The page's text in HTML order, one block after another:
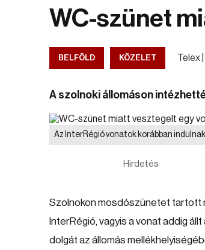
WC-szünet
BELFÖLD KÖZÉLET Telex |
A szolnoki állomáson
Az InterRégió vonatok korábban
Hirdetés
Szolnokon mosdószünetet tartott
InterRégió, vagyis a vonat addig
dolgát az állomás